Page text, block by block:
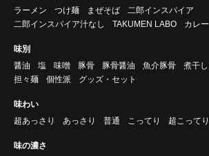
ラーメン
つけ麺 まぜそば
二郎インスパイア
二郎インスパイア汁なし
TAKUMEN LABO カレー
味別
醤油
塩 味噌 豚骨 豚骨醤油 魚介豚骨 煮干し
担々麺
個性派 グッズ・セット
味わい
超あっさり
あっさり 普通 こってり 超こってり
味の濃さ